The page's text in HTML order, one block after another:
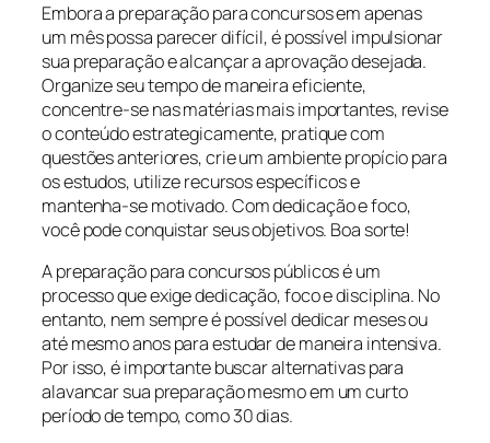
Embora a preparação para concursos em apenas
um mês possa parecer difícil, é possível impulsionar
sua preparação e alcançar a aprovação desejada.
Organize seu tempo de maneira eficiente,
concentre-se nas matérias mais importantes, revise
o conteúdo estrategicamente, pratique com
questões anteriores, crie um ambiente propício para
os estudos, utilize recursos específicos e
mantenha-se motivado. Com dedicação e foco,
você pode conquistar seus objetivos. Boa sorte!
A preparação para concursos públicos é um
processo que exige dedicação, foco e disciplina. No
entanto, nem sempre é possível dedicar meses ou
até mesmo anos para estudar de maneira intensiva.
Por isso, é importante buscar alternativas para
alavancar sua preparação mesmo em um curto
período de tempo, como 30 dias.